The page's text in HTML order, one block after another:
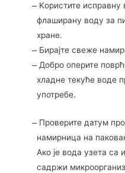
Kористите
флаширану воду за
хране.
Бирајте свеже
Добро оперите
хладне текуће воде
употребе.
Проверите датум
намирница на
Ако је вода узета са
садржи